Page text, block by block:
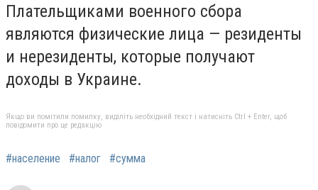
Плательщиками военного сбора
являются физические лица — резиденты
и нерезиденты, которые получают
доходы в Украине.
Якщо ви помітили помилку, виділіть необхідний текст і натисніть Ctrl + Enter, щоб
повідомити про це редакцію
#население #налог #сумма